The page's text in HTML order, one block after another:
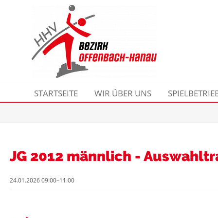
STARTSEITE WIR ÜBER UNS
JG 2012 männlich -
24.01.2026 09:00–11:00